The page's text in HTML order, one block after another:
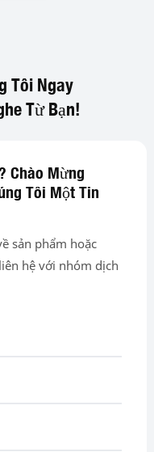
Tôi Ngay
Từ Bạn!
Chào Mừng
Tôi Một Tin
sản phẩm hoặc
hệ với nhóm dịch